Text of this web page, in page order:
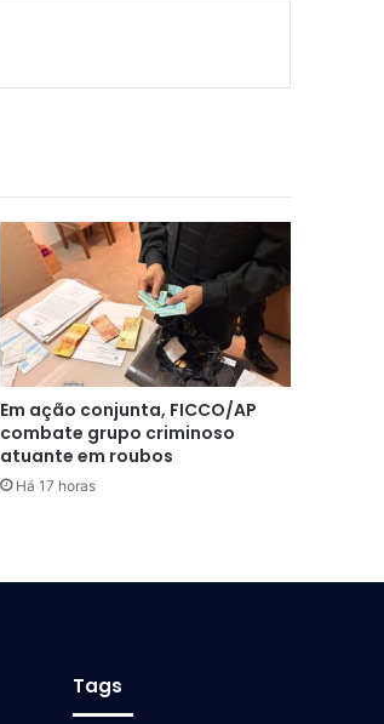
Em ação conjunta, FICCO/AP
combate grupo criminoso
atuante em roubos
Há 17 horas
Tags